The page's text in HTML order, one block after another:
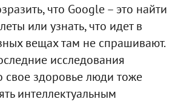
что Google – это найти
или узнать, что идет в
вещах там не спрашивают.
исследования
свое здоровье люди тоже
интеллектуальным